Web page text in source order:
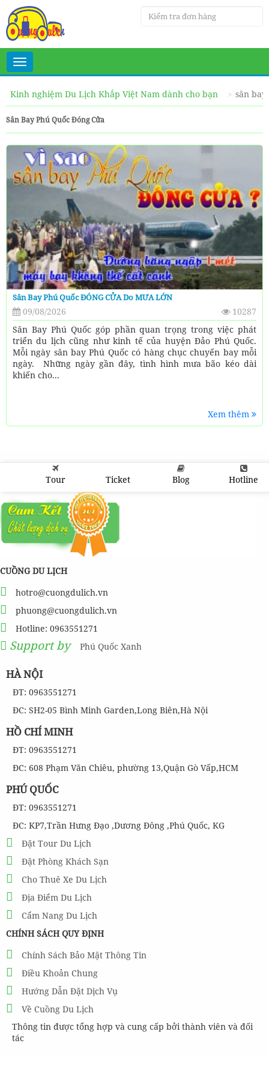
Toggle
navigation
Kinh nghiệm Du Lịch Khắp Việt Nam dành cho bạn
sân
Sân Bay Phú Quốc Đóng Cửa
Sân Bay Phú Quốc ĐÓNG CỬA Do MƯA LỚN
09/08/2026
10287
Sân Bay Phú Quốc góp phần quan trọng trong việc phát
triển du lịch cũng như kinh tế của huyện Đảo Phú Quốc.
Mỗi ngày sân bay Phú Quốc có hàng chục chuyến bay mỗi
ngày. Những ngày gần đây, tình hình mưa bão kéo dài
khiến cho...
Xem thêm
Tour Ticket Blog Hotline
CUỒNG DU LỊCH
hotro@cuongdulich.vn
phuong@cuongdulich.vn
Hotline: 0963551271
Support by Phú Quốc Xanh
HÀ NỘI
ĐT: 0963551271
ĐC: SH2-05 Bình Minh Garden,Long Biên,Hà Nội
HỒ CHÍ MINH
ĐT: 0963551271
ĐC: 608 Phạm Văn Chiêu, phường 13,Quận Gò Vấp,HCM
PHÚ QUỐC
ĐT: 0963551271
ĐC: KP7,Trần Hưng Đạo ,Dương Đông ,Phú Quốc, KG
Đặt Tour Du Lịch
Đặt Phòng Khách Sạn
Cho Thuê Xe Du Lịch
Địa Điểm Du Lịch
Cẩm Nang Du Lịch
CHÍNH SÁCH QUY ĐỊNH
Chính Sách Bảo Mật Thông Tin
Điều Khoản Chung
Hướng Dẫn Đặt Dịch Vụ
Về Cuồng Du Lịch
Thông tin được tổng hợp và cung cấp bởi thành viên và đối
tác